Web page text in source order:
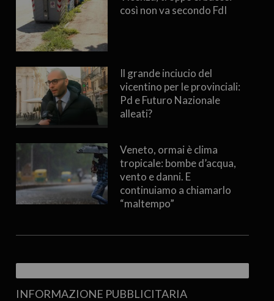
così non va secondo FdI
Il grande inciucio del
vicentino per le provinciali:
Pd e Futuro Nazionale
alleati?
Veneto, ormai è clima
tropicale: bombe d’acqua,
vento e danni. E
continuiamo a chiamarlo
“maltempo”
INFORMAZIONE PUBBLICITARIA